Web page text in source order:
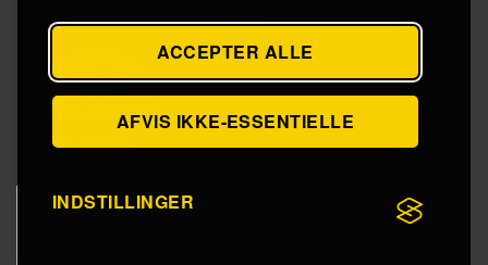
ACCEPTER ALLE
AFVIS IKKE-ESSENTIELLE
INDSTILLINGER